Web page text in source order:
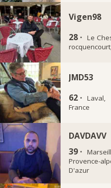
Vigen98
28 · Le
JMD53
62 · Laval,
France
DAVDAVV
39 ·
Provence-
D'azur